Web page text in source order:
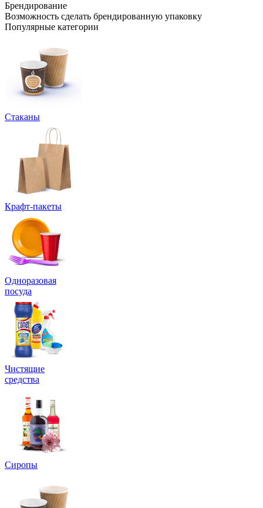
Брендирование
Возможность сделать брендированную упаковку
Популярные категории
Стаканы
Крафт-пакеты
Одноразовая
посуда
Чистящие
средства
Сиропы